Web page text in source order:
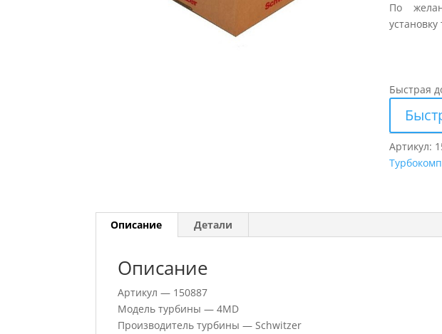
По
Быстрая
Артикул:
Описание Детали
Описание
Артикул — 150887
Модель турбины — 4MD
Производитель турбины — Schwitzer